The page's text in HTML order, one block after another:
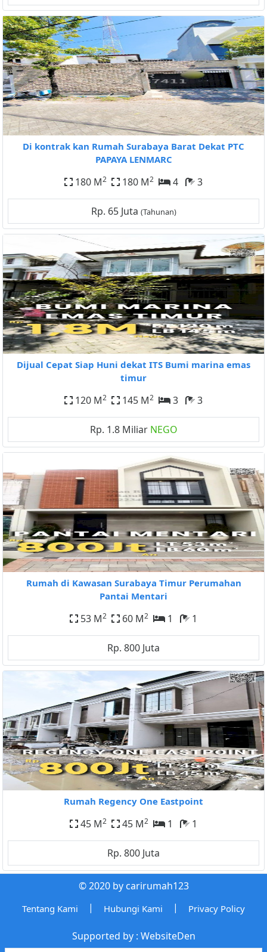
Di kontrak kan Rumah Surabaya Barat Dekat PTC
PAPAYA LENMARC
180 M2 180 M2 4 3
Rp. 65 Juta (Tahunan)
Dijual Cepat Siap Huni dekat ITS Bumi marina emas
timur
120 M2 145 M2 3 3
Rp. 1.8 Miliar NEGO
Rumah di Kawasan Surabaya Timur Perumahan
Pantai Mentari
53 M2 60 M2 1 1
Rp. 800 Juta
Rumah Regency One Eastpoint
45 M2 45 M2 1 1
Rp. 800 Juta
© 2020 by carirumah123
Tentang Kami | Hubungi Kami | Privacy Policy
Supported by : WebsiteDen